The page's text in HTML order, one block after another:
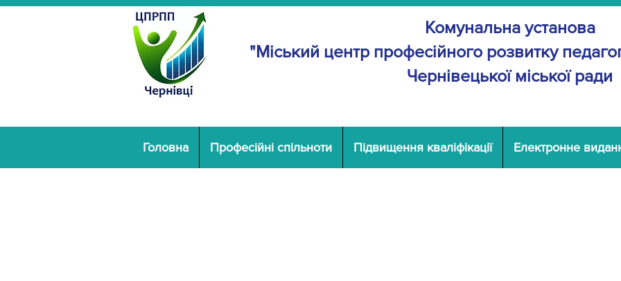
Комунальна установа
"Міський центр професійного розвитку
Чернівецької міської ради
Головна Професійні спільноти Підвищення кваліфікації Електронне